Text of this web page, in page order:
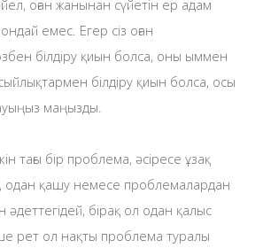
оған жанынан сүйетін ер адам
емес. Егер сіз оған
білдіру қиын болса, оны ыммен
білдіру қиын болса, осы
маңызды.
тағы бір проблема, әсіресе ұзақ
одан қашу немесе проблемалардан
әдеттегідей, бірақ ол одан қалыс
рет ол нақты проблема туралы